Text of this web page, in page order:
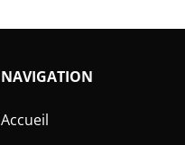
NAVIGATION
Accueil